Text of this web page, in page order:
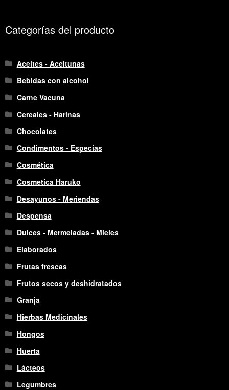
Categorías del producto
Aceites - Aceitunas
Bebidas con alcohol
Carne Vacuna
Cereales - Harinas
Chocolates
Condimentos - Especias
Cosmética
Cosmetica Haruko
Desayunos - Meriendas
Despensa
Dulces - Mermeladas - Mieles
Elaborados
Frutas frescas
Frutos secos y deshidratados
Granja
Hierbas Medicinales
Hongos
Huerta
Lácteos
Legumbres